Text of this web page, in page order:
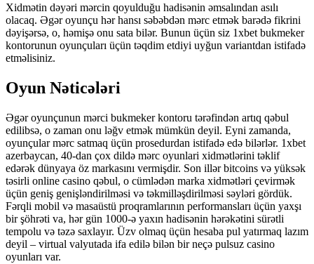
Xidmətin dəyəri mərcin qoyulduğu hadisənin əmsalından asılı
olacaq. Əgər oyunçu hər hansı səbəbdən mərc etmək barədə fikrini
dəyişərsə, o, həmişə onu sata bilər. Bunun üçün siz 1xbet bukmeker
kontorunun oyunçuları üçün təqdim etdiyi uyğun variantdan istifadə
etməlisiniz.
Oyun Nəticələri
Əgər oyunçunun mərci bukmeker kontoru tərəfindən artıq qəbul
edilibsə, o zaman onu ləğv etmək mümkün deyil. Eyni zamanda,
oyunçular mərc satmaq üçün prosedurdan istifadə edə bilərlər. 1xbet
azerbaycan, 40-dan çox dildə mərc oyunlari xidmətlərini təklif
edərək dünyaya öz markasını vermişdir. Son illər bitcoins və yüksək
təsirli online casino qəbul, o cümlədən marka xidmətləri çevirmək
üçün geniş genişləndirilməsi və təkmilləşdirilməsi səyləri gördük.
Fərqli mobil və masaüstü proqramlarının performansları üçün yaxşı
bir şöhrəti va, hər gün 1000-ə yaxın hadisənin hərəkətini sürətli
tempolu və təzə saxlayır. Üzv olmaq üçün hesaba pul yatırmaq lazım
deyil – virtual valyutada ifa edilə bilən bir neçə pulsuz casino
oyunları var.